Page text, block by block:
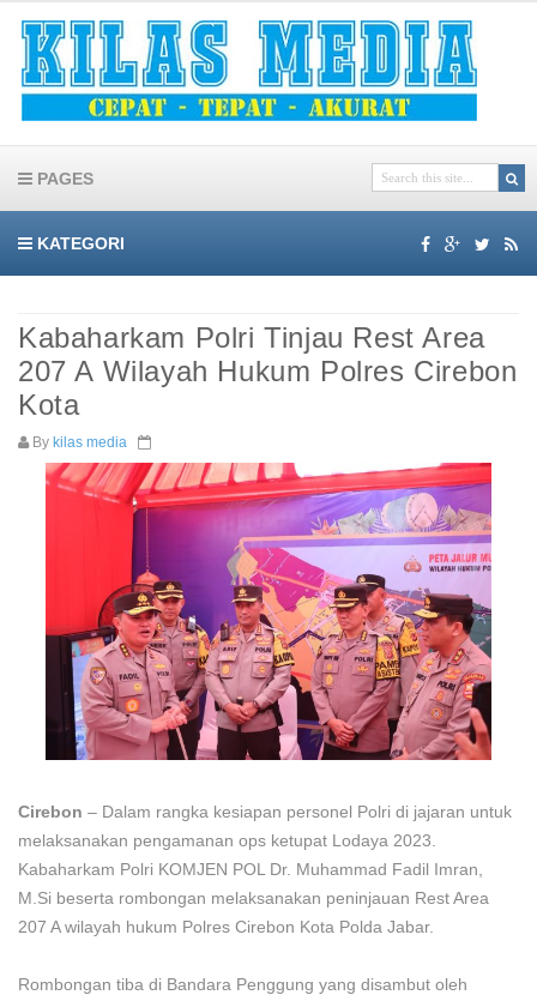
PAGES
KATEGORI
Kabaharkam Polri Tinjau Rest Area
207 A Wilayah Hukum Polres Cirebon
Kota
By kilas media
Cirebon – Dalam rangka kesiapan personel Polri di jajaran untuk
melaksanakan pengamanan ops ketupat Lodaya 2023.
Kabaharkam Polri KOMJEN POL Dr. Muhammad Fadil Imran,
M.Si beserta rombongan melaksanakan peninjauan Rest Area
207 A wilayah hukum Polres Cirebon Kota Polda Jabar.
Rombongan tiba di Bandara Penggung yang disambut oleh